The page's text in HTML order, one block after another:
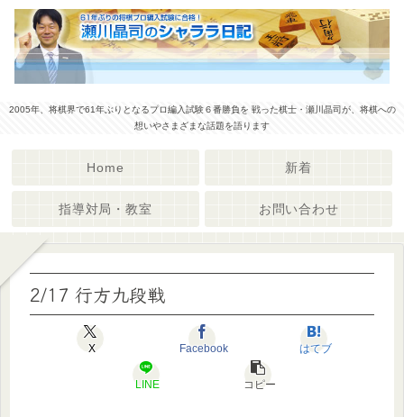
2005年、将棋界で61年ぶりとなるプロ編入試験６番勝負を 戦った棋士・瀬川晶司が、将棋への
想いやさまざまな話題を語ります
Home 新着
指導対局・教室 お問い合わせ
2/17 行方九段戦
X Facebook はてブ
LINE コピー